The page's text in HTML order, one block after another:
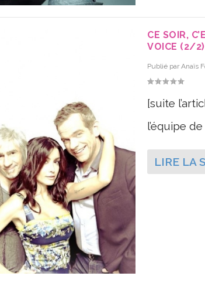
CE SOIR,
VOICE (2/2)
Publié parAnaïs
[suite
l’équipe
LIRE LA